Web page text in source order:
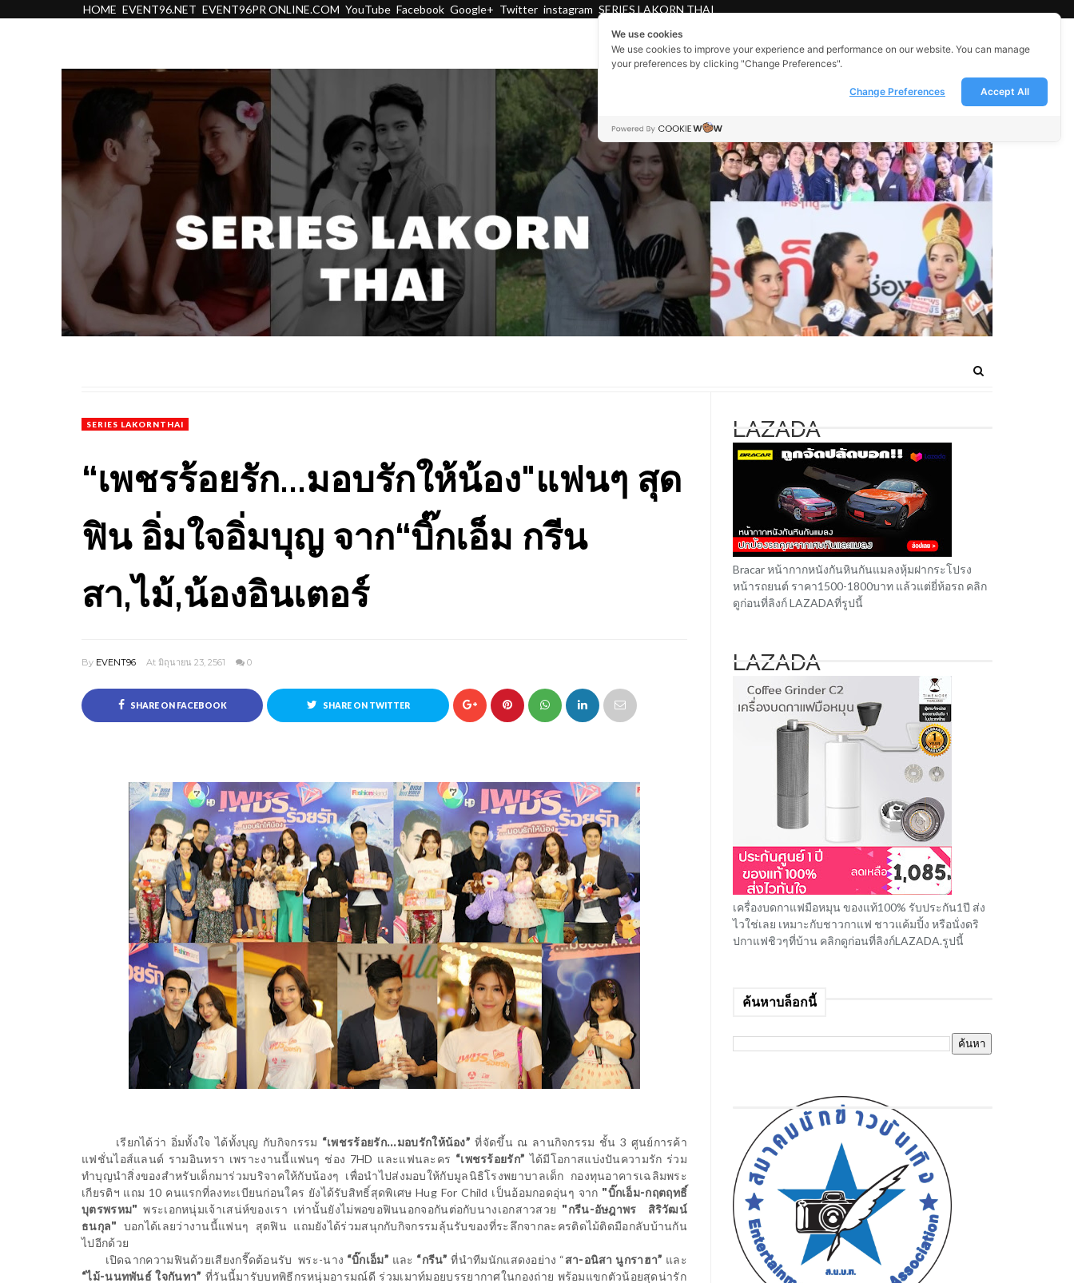
HOME EVENT96.NET EVENT96PR ONLINE.COM YouTube Facebook Google+ Twitter instagram SERIES LAKORN THAI
SERIES LAKORNTHAI
“เพชรร้อยรัก...มอบรักให้น้อง"แฟนๆ สุด
ฟิน อิ่มใจอิ่มบุญ จาก“บิ๊กเอ็ม กรีน
สา,ไม้,น้องอินเตอร์
By EVENT96 At มิถุนายน 23, 2561 0
SHARE ON FACEBOOK SHARE ON TWITTER
เรียกได้ว่า อิ่มทั้งใจ ได้ทั้งบุญ กับกิจกรรม “เพชรร้อยรัก...มอบรักให้น้อง”ที่จัดขึ้น ณ ลานกิจกรรม ชั้น 3 ศูนย์การค้า
แฟชั่นไอส์แลนด์ รามอินทรา เพราะงานนี้แฟนๆ ช่อง 7HD และแฟนละคร “เพชรร้อยรัก”ได้มีโอกาสแบ่งปันความรัก ร่วม
ทำบุญนำสิ่งของสำหรับเด็กมาร่วมบริจาคให้กับน้องๆ เพื่อนำไปส่งมอบให้กับมูลนิธิโรงพยาบาลเด็ก กองทุนอาคารเฉลิมพระ
เกียรติฯ แถม 10 คนแรกที่ลงทะเบียนก่อนใคร ยังได้รับสิทธิ์สุดพิเศษHug For Child เป็นอ้อมกอดอุ่นๆ จาก "บิ๊กเอ็ม-กฤตฤทธิ์
บุตรพรหม" พระเอกหนุ่มเจ้าเสน่ห์ของเรา เท่านั้นยังไม่พอขอฟินนอกจอกันต่อกับนางเอกสาวสวย "กรีน-อัษฎาพร
สิริวัฒน์
ธนกุล" บอกได้เลยว่างานนี้แฟนๆ สุดฟิน แถมยังได้ร่วมสนุกกับกิจกรรมลุ้นรับของที่ระลึกจากละครติดไม้ติดมือกลับบ้านกัน
ไปอีกด้วย
เปิดฉากความฟินด้วยเสียงกรี๊ดต้อนรับ พระ-นาง “บิ๊กเอ็ม” และ “กรีน” ที่นำทีมนักแสดงอย่าง “สา-อนิสา นูกราฮา” และ
“ไม้-นนทพันธ์ ใจกันทา” ที่วันนี้มารับบทพิธีกรหนุ่มอารมณ์ดี ร่วมเมาท์มอยบรรยากาศในกองถ่าย พร้อมแขกตัวน้อยสุดน่ารัก
LAZADA
Bracar หน้ากากหนังกันหินกันแมลงหุ้มฝากระโปรง
หน้ารถยนต์ ราคา1500-1800บาท แล้วแต่ยี่ห้อรถ คลิก
ดูก่อนที่ลิงก์ LAZADAที่รูปนี้
LAZADA
เครื่องบดกาแฟมือหมุน ของแท้100% รับประกัน1ปี ส่ง
ไวใช่เลย เหมาะกับชาวกาแฟ ชาวแค้มปิ้ง หรือนั่งดริ
ปกาแฟชิวๆที่บ้าน คลิกดูก่อนที่ลิงก์LAZADA.รูปนี้
ค้นหาบล็อกนี้
We use cookies
We use cookies to improve your experience and performance on our website. You can manage
your preferences by clicking "Change Preferences".
Accept All
Change Preferences